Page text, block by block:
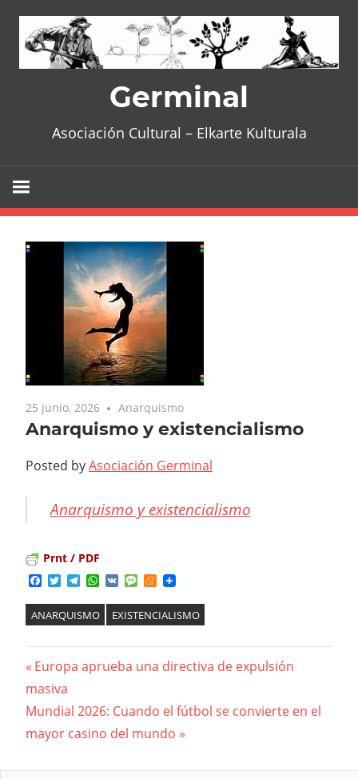
content
Germinal
Asociación Cultural – Elkarte Kulturala
25 junio, 2026 Anarquismo
Anarquismo y existencialismo
Posted byAsociación Germinal
Anarquismo y existencialismo
Prnt / PDF
Facebook
TwitterTelegram
WhatsApp
VK MessageMeneame
ANARQUISMO EXISTENCIALISMO
Navegación
de
entradas
Previous
Post:
Europa aprueba una directiva de expulsión
masiva
Next
Post:
Mundial 2026: Cuando el fútbol se convierte en el
mayor casino del mundo